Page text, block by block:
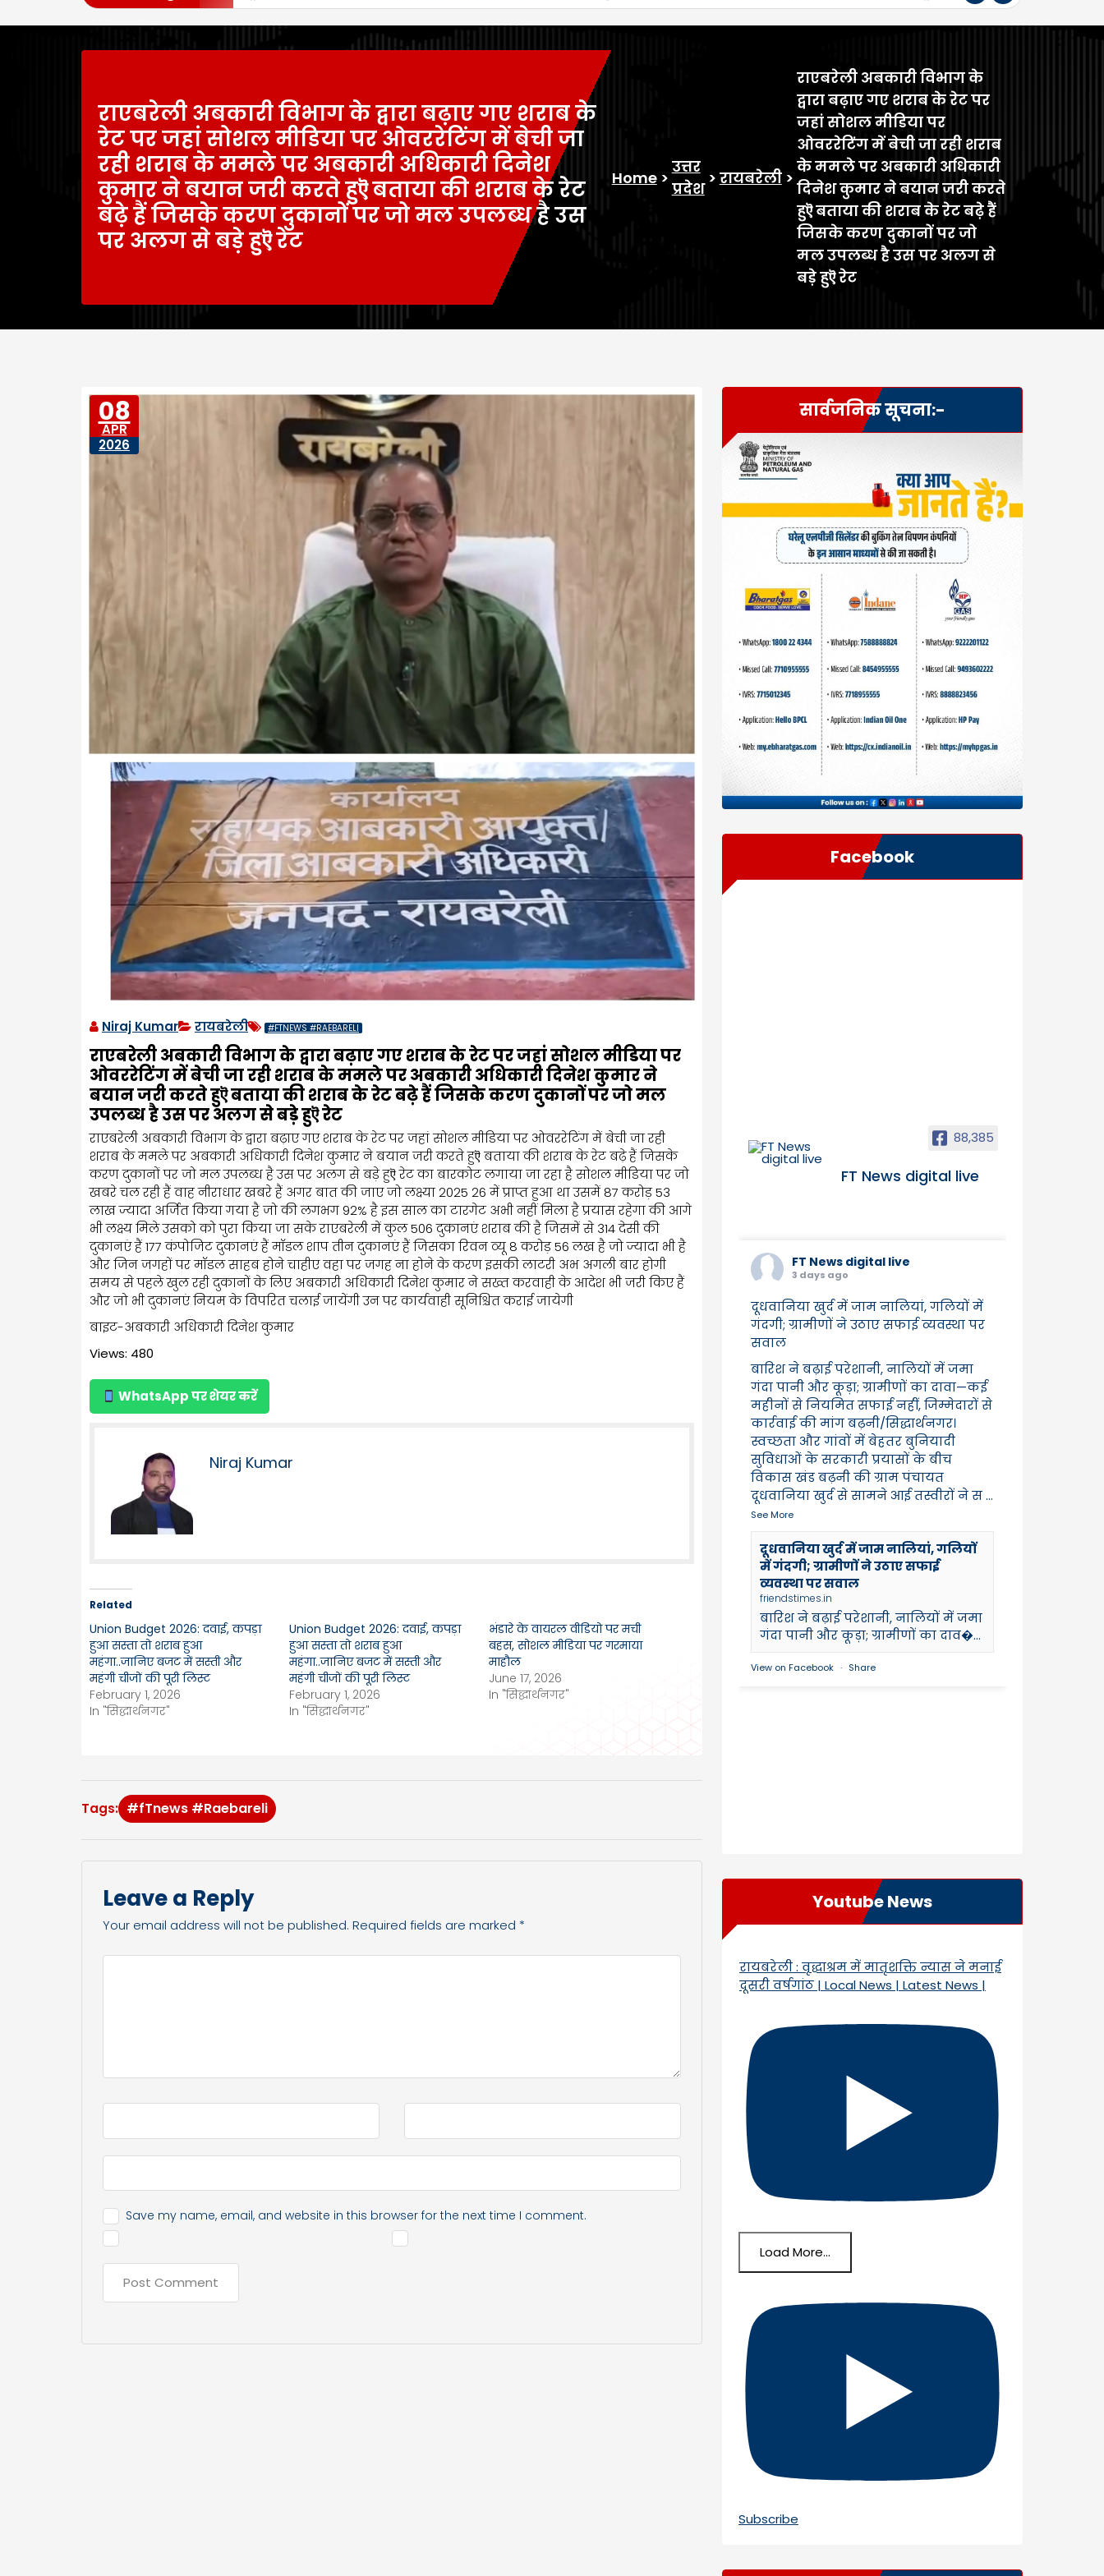
राएबरेली अबकारी विभाग के द्वारा बढ़ाए गए शराब के
रेट पर जहां सोशल मीडिया पर ओवररेटिंग में बेची जा
रही शराब के ममले पर अबकारी अधिकारी दिनेश
कुमार ने बयान जरी करते हुऎ बताया की शराब के रेट
बढ़े हैं जिसके करण दुकानों पर जो मल उपलब्ध है उस
पर अलग से बड़े हुऎ रेट
Home>
उत्तर
प्रदेश
> रायबरेली>
राएबरेली अबकारी विभाग के
द्वारा बढ़ाए गए शराब के रेट पर
जहां सोशल मीडिया पर
ओवररेटिंग में बेची जा रही शराब
के ममले पर अबकारी अधिकारी
दिनेश कुमार ने बयान जरी करते
हुऎ बताया की शराब के रेट बढ़े हैं
जिसके करण दुकानों पर जो
मल उपलब्ध है उस पर अलग से
बड़े हुऎ रेट
08
APR
2026
Niraj Kumar रायबरेली #FTNEWS #RAEBARELI
राएबरेली अबकारी विभाग के द्वारा बढ़ाए गए शराब के रेट पर जहां सोशल मीडिया पर
ओवररेटिंग में बेची जा रही शराब के ममले पर अबकारी अधिकारी दिनेश कुमार ने
बयान जरी करते हुऎ बताया की शराब के रेट बढ़े हैं जिसके करण दुकानों पर जो मल
उपलब्ध है उस पर अलग से बड़े हुऎ रेट
राएबरेली अबकारी विभाग के द्वारा बढ़ाए गए शराब के रेट पर जहां सोशल मीडिया पर ओवररेटिंग में बेची जा रही
शराब के ममले पर अबकारी अधिकारी दिनेश कुमार ने बयान जरी करते हुऎ बताया की शराब के रेट बढ़े हैं जिसके
करण दुकानों पर जो मल उपलब्ध है उस पर अलग से बड़े हुऎ रेट का बारकोट लगाया जा रहा है सोशल मीडिया पर जो
खबरे चल रही हैं वाह नीराधार खबरे हैं अगर बात की जाए जो लक्ष्या 2025 26 में प्राप्त हुआ था उसमें 87 करोड़ 53
लाख ज्यादा अर्जित किया गया है जो की लगभग 92% है इस साल का टारगेट अभी नहीं मिला है प्रयास रहेगा की आगे
भी लक्ष्य मिले उसको को पुरा किया जा सके राएबरेली में कुल 506 दुकानएं शराब की है जिसमें से 314 देसी की
दुकानएं हैं 177 कंपोजिट दुकानएं हैं मॉडल शाप तीन दुकानएं हैं जिसका रिवन व्यू 8 करोड़ 56 लख है जो ज्यादा भी है
और जिन जगहों पर मॉडल साहब होने चाहीए वहा पर जगह ना होने के करण इसकी लाटरी अभ अगली बार होगी
समय से पहले खुल रही दुकानों के लिए अबकारी अधिकारी दिनेश कुमार ने सख्त करवाही के आदेश भी जरी किए हैं
और जो भी दुकानएं नियम के विपरित चलाई जायेंगी उन पर कार्यवाही सूनिश्चित कराई जायेगी
बाइट-अबकारी अधिकारी दिनेश कुमार
Views: 480
WhatsApp पर शेयर करें
Niraj Kumar
Related
Union Budget 2026: दवाई, कपड़ा
हुआ सस्ता तो शराब हुआ
महंगा..जानिए बजट में सस्ती और
महंगी चीजों की पूरी लिस्ट
February 1, 2026
In "सिद्धार्थनगर"
Union Budget 2026: दवाई, कपड़ा
हुआ सस्ता तो शराब हुआ
महंगा..जानिए बजट में सस्ती और
महंगी चीजों की पूरी लिस्ट
February 1, 2026
In "सिद्धार्थनगर"
भंडारे के वायरल वीडियो पर मची
बहस, सोशल मीडिया पर गरमाया
माहौल
June 17, 2026
In "सिद्धार्थनगर"
Tags: #fTnews #Raebareli
Leave a Reply
Your email address will not be published. Required fields are marked *
Save my name, email, and website in this browser for the next time I comment.
सार्वजनिक सूचना:-
Facebook
88,385
FT News digital live
FT News digital live
3 days ago
दूधवानिया खुर्द में जाम नालियां, गलियों में
गंदगी; ग्रामीणों ने उठाए सफाई व्यवस्था पर
सवाल
बारिश ने बढ़ाई परेशानी, नालियों में जमा
गंदा पानी और कूड़ा; ग्रामीणों का दावा—कई
महीनों से नियमित सफाई नहीं, जिम्मेदारों से
कार्रवाई की मांग बढ़नी/सिद्धार्थनगर।
स्वच्छता और गांवों में बेहतर बुनियादी
सुविधाओं के सरकारी प्रयासों के बीच
विकास खंड बढ़नी की ग्राम पंचायत
दूधवानिया खुर्द से सामने आई तस्वीरों ने स...
See More
दूधवानिया खुर्द में जाम नालियां, गलियों
में गंदगी; ग्रामीणों ने उठाए सफाई
व्यवस्था पर सवाल
friendstimes.in
बारिश ने बढ़ाई परेशानी, नालियों में जमा
गंदा पानी और कूड़ा; ग्रामीणों का दाव�...
View on Facebook · Share
Youtube News
रायबरेली : वृद्धाश्रम में मातृशक्ति न्यास ने मनाई
दूसरी वर्षगांठ | Local News | Latest News |
Load More...
Subscribe